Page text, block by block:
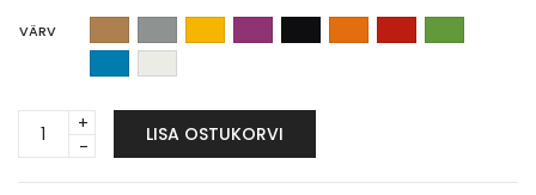
VÄRV
Klaro
LISA OSTUKORVI